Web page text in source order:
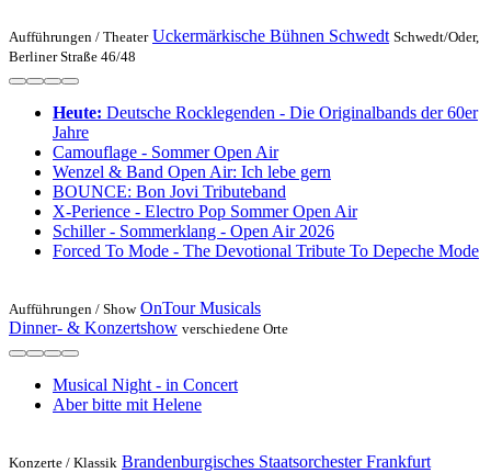
Aufführungen / Theater Uckermärkische Bühnen Schwedt Schwedt/Oder,
Berliner Straße 46/48
Heute: Deutsche Rocklegenden - Die Originalbands der 60er
Jahre
Camouflage - Sommer Open Air
Wenzel & Band Open Air: Ich lebe gern
BOUNCE: Bon Jovi Tributeband
X-Perience - Electro Pop Sommer Open Air
Schiller - Sommerklang - Open Air 2026
Forced To Mode - The Devotional Tribute To Depeche Mode
Aufführungen / Show OnTour Musicals
Dinner- & Konzertshow verschiedene Orte
Musical Night - in Concert
Aber bitte mit Helene
Konzerte / Klassik Brandenburgisches Staatsorchester Frankfurt